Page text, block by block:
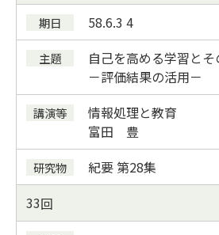
58.6.3 4
自己を高める学習と
－評価結果の活用－
情報処理と教育
富田 豊
紀要第28集
33